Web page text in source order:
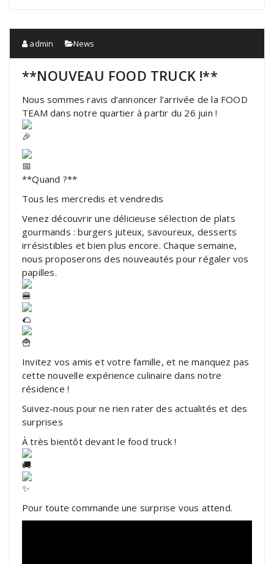
admin News
**NOUVEAU FOOD TRUCK !**
Nous sommes ravis d’annoncer l’arrivée de la FOOD
TEAM dans notre quartier à partir du 26 juin !
**Quand ?**
Tous les mercredis et vendredis
Venez découvrir une délicieuse sélection de plats
gourmands : burgers juteux, savoureux, desserts
irrésistibles et bien plus encore. Chaque semaine,
nous proposerons des nouveautés pour régaler vos
papilles.
Invitez vos amis et votre famille, et ne manquez pas
cette nouvelle expérience culinaire dans notre
résidence !
Suivez-nous pour ne rien rater des actualités et des
surprises
À très bientôt devant le food truck !
Pour toute commande une surprise vous attend.